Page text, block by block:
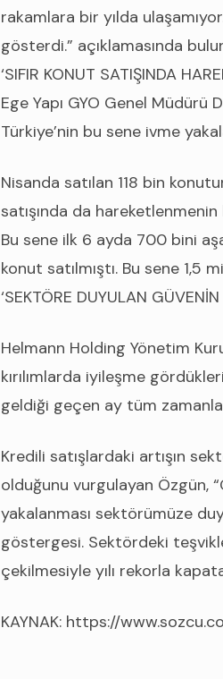
rakamlara bir yılda
gösterdi.” açıklamasında
‘SIFIR KONUT SATIŞINDA
Ege Yapı GYO Genel
Türkiye’nin bu sene ivme
Nisanda satılan 118 bin
satışında da
Bu sene ilk 6 ayda 700 bini
konut satılmıştı. Bu sene 1,5
‘SEKTÖRE DUYULAN
Helmann Holding Yönetim
kırılımlarda iyileşme
geldiği geçen ay tüm
Kredili satışlardaki artışın
olduğunu vurgulayan Özgün,
yakalanması sektörümüze
göstergesi. Sektördeki
çekilmesiyle yılı rekorla
KAYNAK: https://